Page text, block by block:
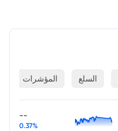
السلع المؤشرات
--
0.37%